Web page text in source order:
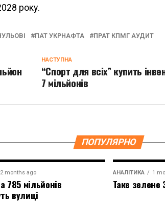
року.
ПАТ УКРНАФТА ПРАТ КПМГ АУДИТ
НАСТУПНА
“Спорт для всіх” купить
7 мільйонів
ПОПУЛЯРНО
2 months ago
785 мільйонів
вулиці
АНАЛІТИКА 1
Таке зелене